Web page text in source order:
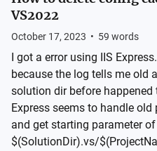
VS2022
October 17, 2023 • 59 words
I got a error using IIS
because the log tells me old
solution dir before happened
Express seems to handle
and get starting parameter of
$(SolutionDir).vs/